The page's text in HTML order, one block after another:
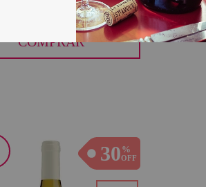
COMPRAR
30